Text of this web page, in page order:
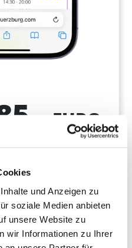
und Anzeigen zu
soziale Medien anbieten
unsere Website zu
wir Informationen zu Ihrer
EURO